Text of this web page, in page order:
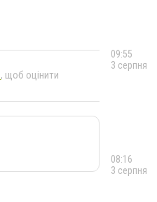
, щоб оцінити
09:55
3 серпня
08:16
3 серпня